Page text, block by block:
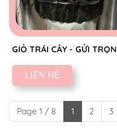
GIỎ TRÁI CÂY - GỬI TRỌN
THÀNH KÍNH
LIÊN HỆ
Page 1 / 8 1 2 3